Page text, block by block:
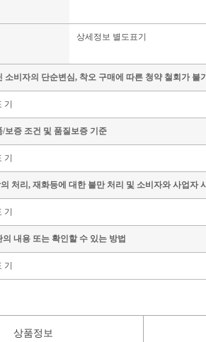
상세정보 별도표기
소비자의 단순변심, 착오 구매에 따른 청약 철회가 불
보증 조건 및 품질보증 기준
처리, 재화등에 대한 불만 처리 및 소비자와 사업자
내용 또는 확인할 수 있는 방법
상품정보